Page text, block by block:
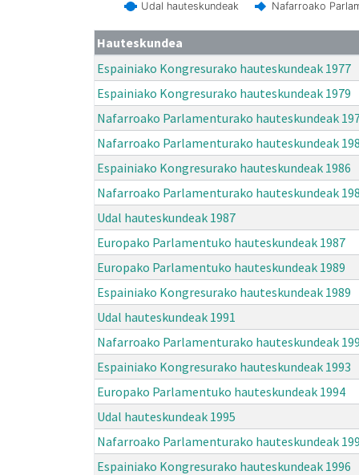
Udal hauteskundeak Nafarroako
Hauteskundea
Espainiako Kongresurako hauteskundeak 1977
Espainiako Kongresurako hauteskundeak 1979
Nafarroako Parlamenturako hauteskundeak
Nafarroako Parlamenturako hauteskundeak
Espainiako Kongresurako hauteskundeak 1986
Nafarroako Parlamenturako hauteskundeak
Udal hauteskundeak 1987
Europako Parlamentuko hauteskundeak 1987
Europako Parlamentuko hauteskundeak 1989
Espainiako Kongresurako hauteskundeak 1989
Udal hauteskundeak 1991
Nafarroako Parlamenturako hauteskundeak
Espainiako Kongresurako hauteskundeak 1993
Europako Parlamentuko hauteskundeak 1994
Udal hauteskundeak 1995
Nafarroako Parlamenturako hauteskundeak
Espainiako Kongresurako hauteskundeak 1996